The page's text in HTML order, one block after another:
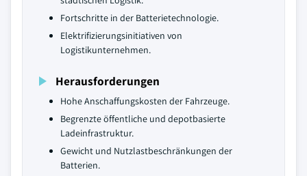
Fortschritte in der Batterietechnologie.
Elektrifizierungsinitiativen von
Logistikunternehmen.
Herausforderungen
Hohe Anschaffungskosten der Fahrzeuge.
Begrenzte öffentliche und depotbasierte
Ladeinfrastruktur.
Gewicht und Nutzlastbeschränkungen der
Batterien.